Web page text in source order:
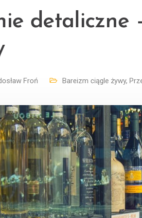
detaliczne
Froń Bareizm ciągle żywy,